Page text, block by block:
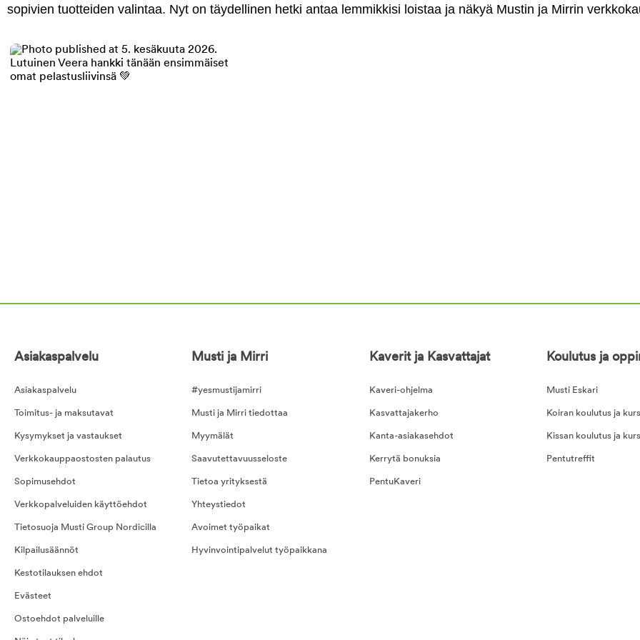
sopivien tuotteiden valintaa. Nyt on täydellinen hetki antaa lemmikkisi loistaa ja näkyä Mustin ja Mirrin
Asiakaspalvelu
Asiakaspalvelu
Toimitus- ja maksutavat
Kysymykset ja vastaukset
Verkkokauppaostosten palautus
Sopimusehdot
Verkkopalveluiden käyttöehdot
Tietosuoja Musti Group Nordicilla
Kilpailusäännöt
Kestotilauksen ehdot
Evästeet
Ostoehdot palveluille
Musti ja Mirri
#yesmustijamirri
Musti ja Mirri tiedottaa
Myymälät
Saavutettavuusseloste
Tietoa yrityksestä
Yhteystiedot
Avoimet työpaikat
Hyvinvointipalvelut työpaikkana
Kaverit ja Kasvattajat
Kaveri-ohjelma
Kasvattajakerho
Kanta-asiakasehdot
Kerrytä bonuksia
PentuKaveri
Koulutus ja
Musti Eskari
Koiran koulutus ja
Kissan koulutus ja
Pentutreffit